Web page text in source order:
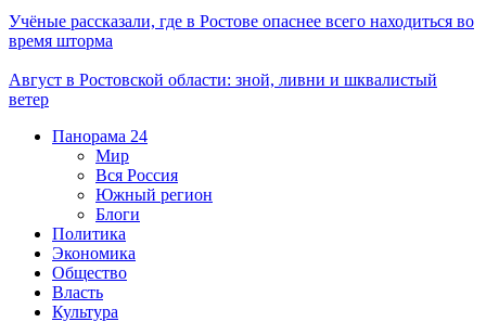
Учёные рассказали, где в Ростове опаснее всего находиться во
время шторма
Август в Ростовской области: зной, ливни и шквалистый
ветер
Панорама 24
Мир
Вся Россия
Южный регион
Блоги
Политика
Экономика
Общество
Власть
Культура